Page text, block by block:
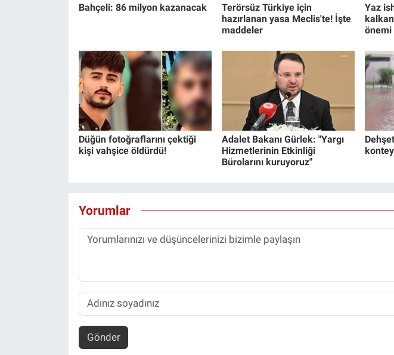
Bahçeli: 86 milyon kazanacak
Terörsüz Türkiye için
hazırlanan yasa Meclis'te! İşte
maddeler
Yaz
önemi
Düğün fotoğraflarını çektiği
kişi vahşice öldürdü!
Adalet Bakanı Gürlek: "Yargı
Hizmetlerinin Etkinliği
Bürolarını kuruyoruz"
Yorumlar
Gönder